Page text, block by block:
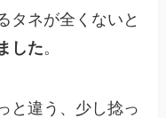
タネが全くないと
した。
と違う、少し捻っ